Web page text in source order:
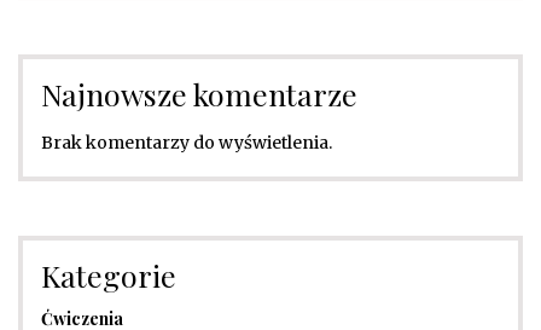
Najnowsze komentarze
Brak komentarzy do wyświetlenia.
Kategorie
Ćwiczenia